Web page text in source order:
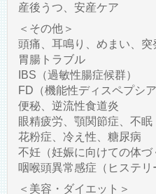
産後うつ、安産ケア
＜その他＞
頭痛、耳鳴り、めまい、突
胃腸トラブル
IBS（過敏性腸症候群）
FD（機能性ディスペプシア
便秘、逆流性食道炎
眼精疲労、顎関節症、不眠
花粉症、冷え性、糖尿病
不妊（妊娠に向けての体づ
咽喉頭異常感症（ヒステリ
＜美容・ダイエット＞